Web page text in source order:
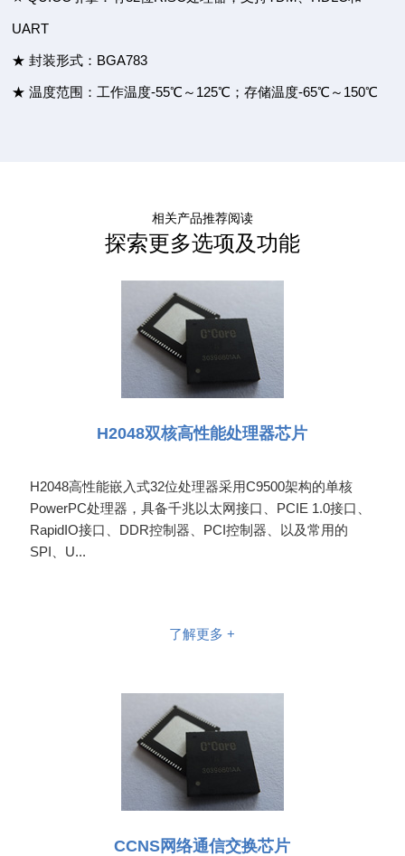
UART
★ 封装形式：BGA783
★ 温度范围：工作温度-55℃～125℃；存储温度-65℃～150℃
相关产品推荐阅读
探索更多选项及功能
H2048双核高性能处理器芯片
H2048高性能嵌入式32位处理器采用C9500架构的单核
PowerPC处理器，具备千兆以太网接口、PCIE 1.0接口、
RapidIO接口、DDR控制器、PCI控制器、以及常用的
SPI、U...
了解更多 +
CCNS网络通信交换芯片